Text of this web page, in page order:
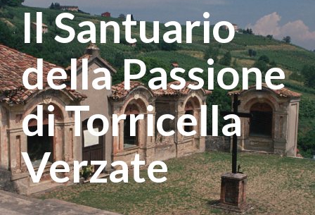
#visitpavia
Il Santuario
della Passione
di Torricella
Verzate